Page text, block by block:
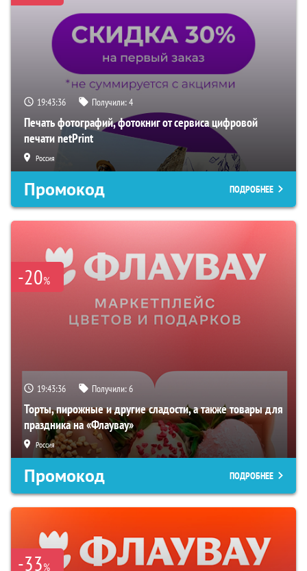
19:43:35 Получили:4
Печать фотографий, фотокниг от сервиса цифровой
печати netPrint
Россия
Промокод ПОДРОБНЕЕ
-20%
19:43:35 Получили:6
Торты, пирожные и другие сладости, а также товары для
праздника на «Флаувау»
Россия
Промокод ПОДРОБНЕЕ
-33%